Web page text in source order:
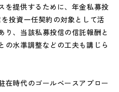
を提供するために、年金私募投
投資一任契約の対象として活
り、当該私募投信の信託報酬と
の水準調整などの工夫も講じら
時代のゴールベースアプロー